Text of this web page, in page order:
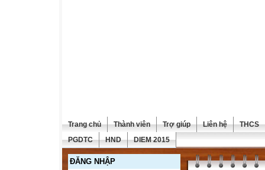
Trang chủ Thành viên Trợ giúp Liên hệ
THCS
PGDTC
HND DIEM 2015
ĐĂNG NHẬP